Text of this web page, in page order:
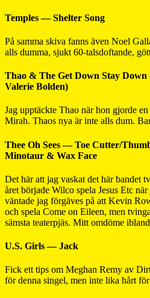
Temples — Shelter Song
På samma skiva fanns även Noel
alls dumma, sjukt 60-talsdoftande,
Thao & The Get Down Stay
Valerie Bolden)
Jag upptäckte Thao när hon gjorde
Mirah. Thaos nya är inte alls dum.
Thee Oh Sees — Toe Cutter/
Minotaur & Wax Face
Det här att jag vaskat det här bandet
året började Wilco spela Jesus Etc
väntade jag förgäves på att Kevin
och spela Come on Eileen, men
sämsta teaterpjäs. Mitt omdöme
U.S. Girls — Jack
Fick ett tips om Meghan Remy av
för denna singel, men inte lika hårt